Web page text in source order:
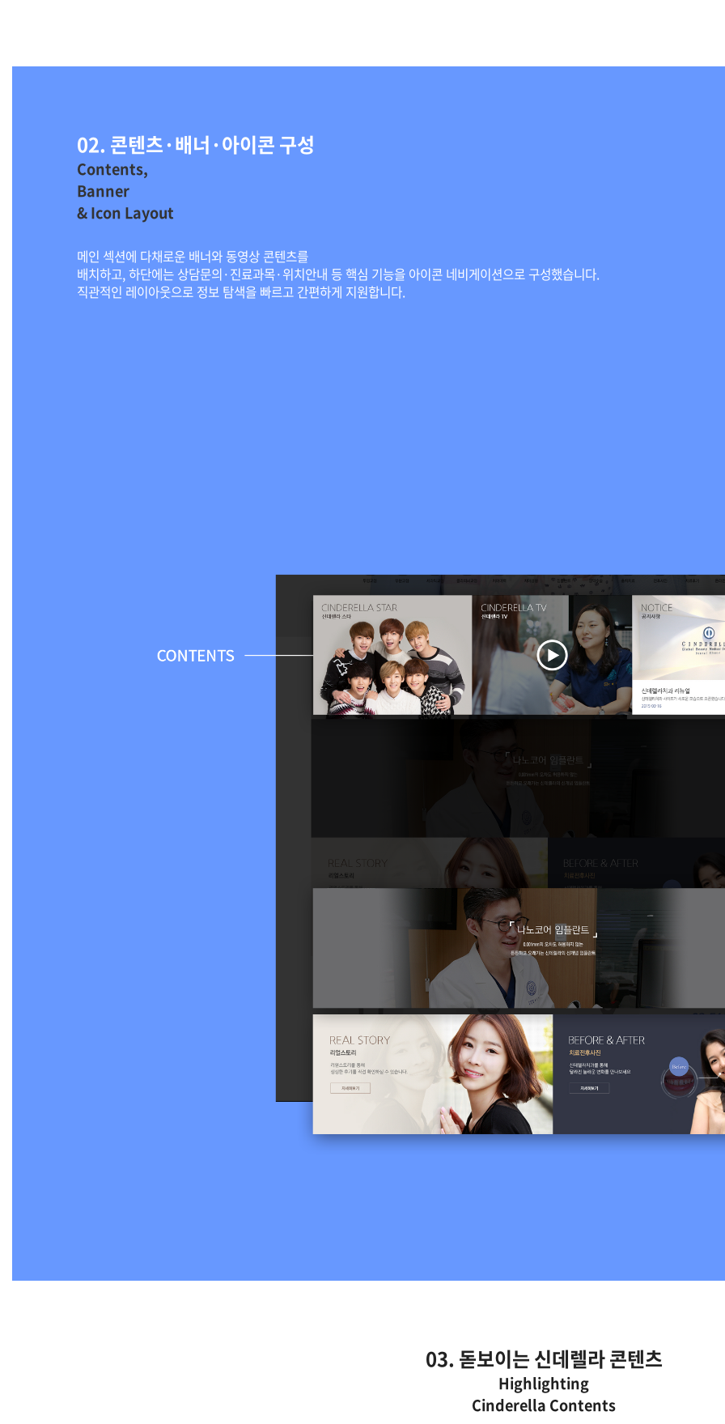
02. 콘텐츠·배너·아이콘 구성
배너와 아이콘 네비게이션으로 신데렐라치과 주요 서비스를 직관적으로 안내합니다.
Contents,
Banner
& Icon Layout
메인 섹션에 다채로운 배너와 동영상 콘텐츠를
배치하고, 하단에는 상담문의·진료과목·위치안내 등 핵심 기능을 아이콘 네비게이션으로 구성했습니다.
직관적인 레이아웃으로 정보 탐색을 빠르고 간편하게 지원합니다.
03. 돋보이는 신데렐라 콘텐츠
카드 레이아웃으로 임플란트·교정·미백 등 주요 콘텐츠를 돋보이게 전달합니다.
Highlighting
Cinderella Contents